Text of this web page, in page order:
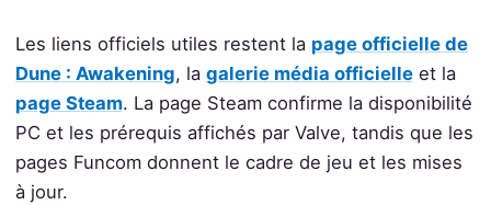
Les liens officiels utiles restent la page officielle de
Dune : Awakening, la galerie média officielleet la
page Steam. La page Steam confirme la disponibilité
PC et les prérequis affichés par Valve, tandis que les
pages Funcom donnent le cadre de jeu et les mises
à jour.